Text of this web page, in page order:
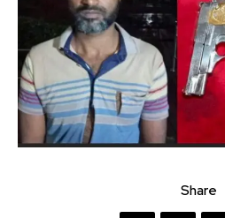
Share